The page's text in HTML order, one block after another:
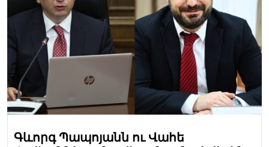
Գևորգ Պապոյանն ու Վահե